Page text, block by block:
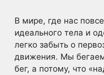
В мире, где нас
идеального тела и
легко забыть о
движения. Мы
бег, а потому, что